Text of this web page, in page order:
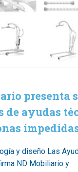
presenta
de ayudas
y diseño Las
ND Mobiliario y